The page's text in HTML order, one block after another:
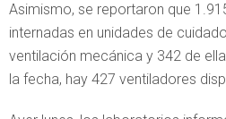
Asimismo, se reportaron que
internadas en unidades de
ventilación mecánica y 342 de
la fecha, hay 427 ventiladores